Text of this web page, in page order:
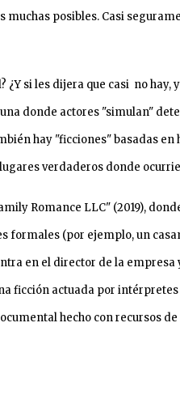
posibles. Casi
si les dijera que casi no hay,
donde actores "simulan"
hay "ficciones" basadas en
verdaderos donde
Romance LLC" (2019),
formales (por ejemplo, un
en el director de la empresa
ficción actuada por
hecho con recursos